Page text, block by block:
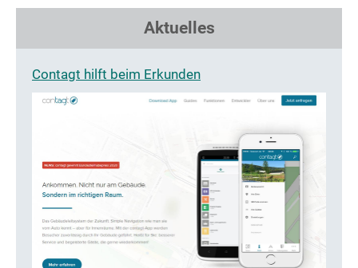
Aktuelles
Contagt hilft beim Erkunden